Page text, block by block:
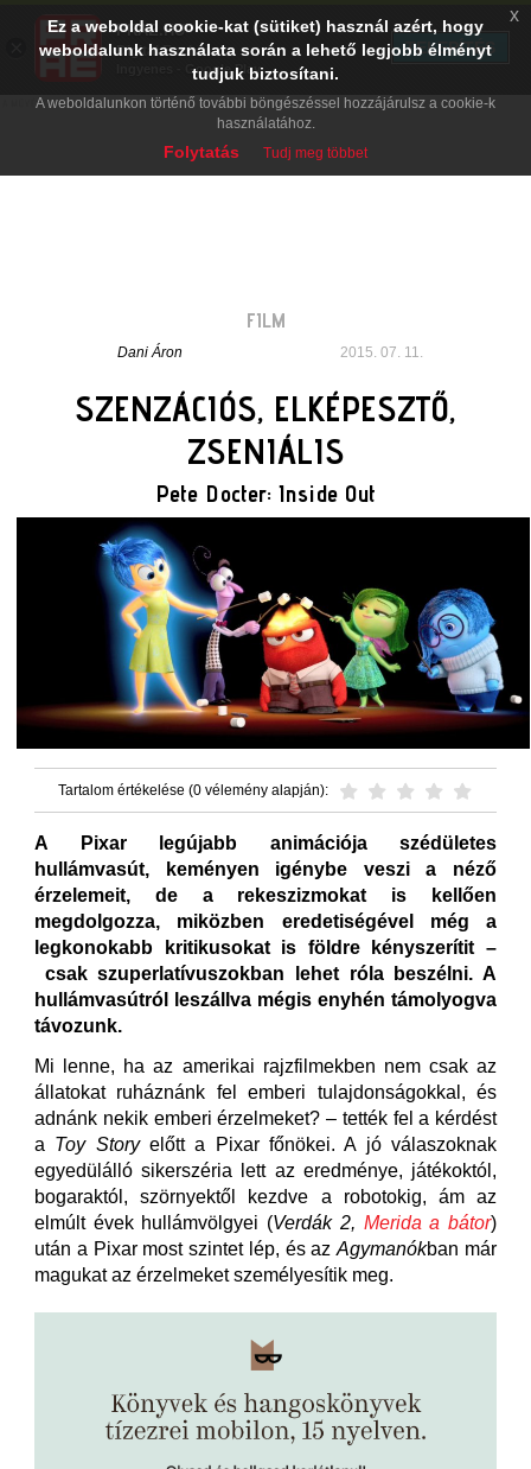
FILM
Dani Áron 2015. 07. 11.
SZENZÁCIÓS, ELKÉPESZTŐ,
ZSENIÁLIS
Pete Docter: Inside Out
Tartalom értékelése (0 vélemény alapján):
A Pixar legújabb animációja szédületes
hullámvasút, keményen igénybe veszi a néző
érzelemeit, de a rekeszizmokat is kellően
megdolgozza, miközben eredetiségével még a
legkonokabb kritikusokat is földre kényszerítit –
csak szuperlatívuszokban lehet róla beszélni. A
hullámvasútról leszállva mégis enyhén támolyogva
távozunk.
Mi lenne, ha az amerikai rajzfilmekben nem csak az
állatokat ruháznánk fel emberi tulajdonságokkal, és
adnánk nekik emberi érzelmeket? – tették fel a kérdést
a Toy Storyelőtt a Pixar főnökei. A jó válaszoknak
egyedülálló sikerszéria lett az eredménye, játékoktól,
bogaraktól, szörnyektől kezdve a robotokig, ám az
elmúlt évek hullámvölgyei (Verdák 2, Merida a bátor)
után a Pixar most szintet lép, és azAgymanókban már
magukat az érzelmeket személyesítik meg.
Ez a weboldal cookie-kat (sütiket) használ azért, hogy
weboldalunk használata során a lehető legjobb élményt
tudjuk biztosítani.
A weboldalunkon történő további böngészéssel hozzájárulsz a cookie-k
használatához.
Folytatás Tudj meg többet
x
PRAE.HU
Digital Evolution
Ingyenes - Google Play
TELEPÍTÉS